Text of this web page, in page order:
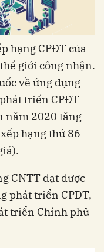
hạng CPĐT của
giới công nhận.
về ứng dụng
triển CPĐT
năm 2020 tăng
hạng thứ 86
CNTT đạt được
phát triển CPĐT,
triển Chính phủ